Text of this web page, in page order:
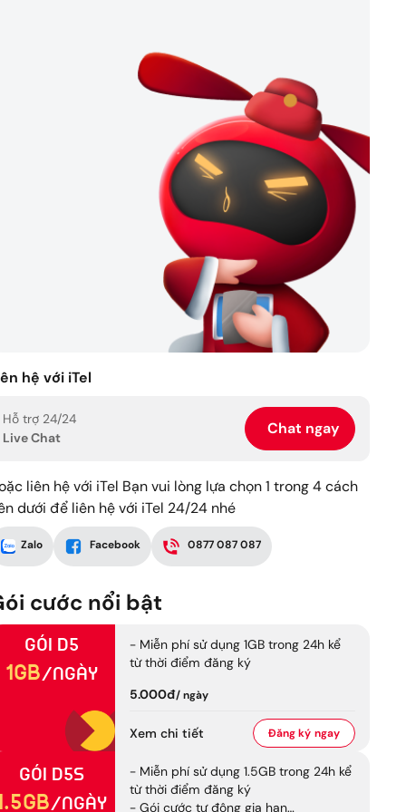
chóng
hệ với iTel
Hỗ trợ 24/24
Live Chat
Chat ngay
liên hệ với iTel Bạn vui lòng lựa chọn 1 trong 4 cách
dưới để liên hệ với iTel 24/24 nhé
Zalo Facebook 0877 087 087
cước nổi bật
Gói D5
1GB/ngày
- Miễn phí sử dụng 1GB trong 24h kể
từ thời điểm đăng ký
5.000đ/ngày
Xem chi tiết Đăng ký ngay
Gói D5S
/ngày
- Miễn phí sử dụng 1.5GB trong 24h kể
từ thời điểm đăng ký
- Gói cước tự động gia hạn